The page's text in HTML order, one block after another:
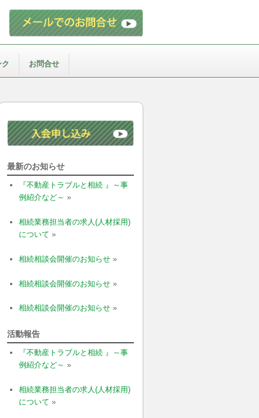
ク お問合せ
最新のお知らせ
『不動産トラブルと相続 』～事
例紹介など～ »
相続業務担当者の求人(人材採用)
について »
相続相談会開催のお知らせ»
相続相談会開催のお知らせ»
相続相談会開催のお知らせ»
活動報告
『不動産トラブルと相続 』～事
例紹介など～ »
相続業務担当者の求人(人材採用)
について »